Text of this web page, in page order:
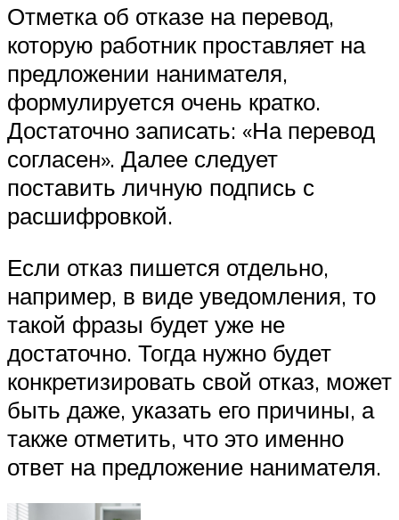
Отметка об отказе на перевод,
которую работник проставляет на
предложении нанимателя,
формулируется очень кратко.
Достаточно записать: «На перевод
согласен». Далее следует
поставить личную подпись с
расшифровкой.
Если отказ пишется отдельно,
например, в виде уведомления, то
такой фразы будет уже не
достаточно. Тогда нужно будет
конкретизировать свой отказ, может
быть даже, указать его причины, а
также отметить, что это именно
ответ на предложение нанимателя.